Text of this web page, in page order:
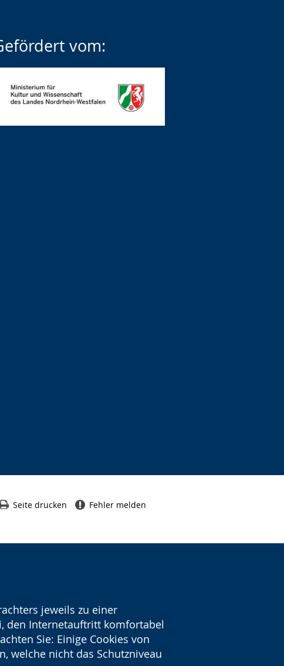
jeweils zu einer
den Internetauftritt komfortabel
Sie: Einige Cookies von
welche nicht das Schutzniveau
vom:
Seite drucken Fehler melden